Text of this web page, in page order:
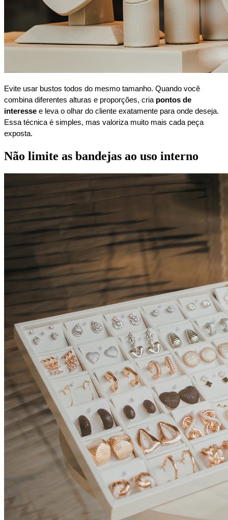
Evite usar bustos todos do mesmo tamanho. Quando você
combina diferentes alturas e proporções, cria pontos de
interesse e leva o olhar do cliente exatamente para onde deseja.
Essa técnica é simples, mas valoriza muito mais cada peça
exposta.
Não limite as bandejas ao uso interno